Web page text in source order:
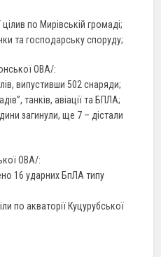
по Мирівській громаді;
та господарську споруду;
ОВА/:
випустивши 502 снаряди;
танків, авіації та БПЛА;
загинули, ще 7 – дістали
ОВА/:
16 ударних БпЛА типу
по акваторії Куцурубської